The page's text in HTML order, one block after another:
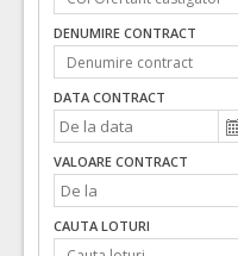
DENUMIRE CONTRACT
DATA CONTRACT
VALOARE CONTRACT
CAUTA LOTURI